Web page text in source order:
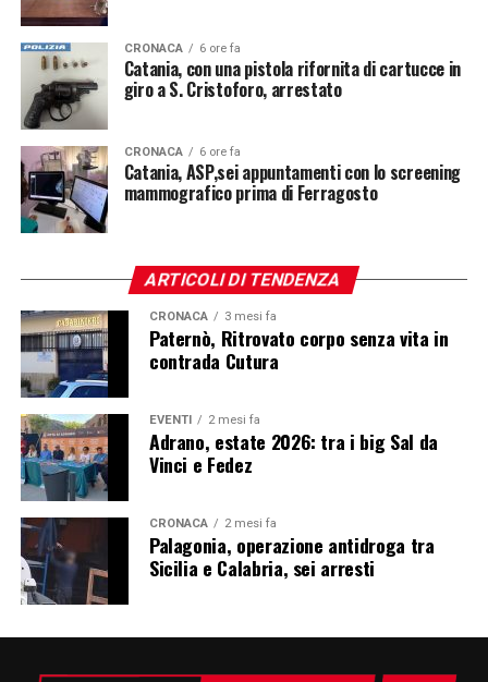
CRONACA 6 ore fa
Catania, con una pistola rifornita di cartucce in
giro a S. Cristoforo, arrestato
CRONACA 6 ore fa
Catania, ASP,sei appuntamenti con lo screening
mammografico prima di Ferragosto
ARTICOLI DI TENDENZA
CRONACA 3 mesi fa
Paternò, Ritrovato corpo senza vita in
contrada Cutura
EVENTI 2 mesi fa
Adrano, estate 2026: tra i big Sal da
Vinci e Fedez
CRONACA 2 mesi fa
Palagonia, operazione antidroga tra
Sicilia e Calabria, sei arresti